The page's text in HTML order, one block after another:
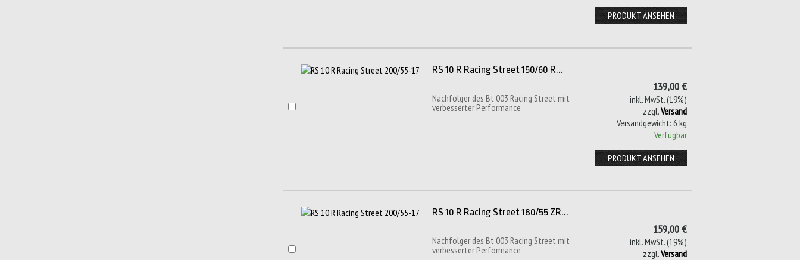
PRODUKT ANSEHEN
RS 10 R Racing Street 150/60 R...
Nachfolger des Bt 003 Racing Street mit
verbesserter Performance
139,00 €
inkl. MwSt. (19%)
zzgl.Versand
Versandgewicht: 6 kg
Verfügbar
PRODUKT ANSEHEN
RS 10 R Racing Street 180/55 ZR...
Nachfolger des Bt 003 Racing Street mit
verbesserter Performance
159,00 €
inkl. MwSt. (19%)
zzgl.Versand